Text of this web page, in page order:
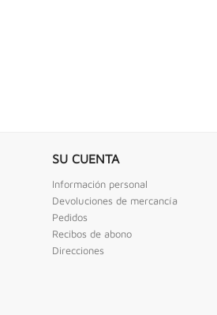
SU CUENTA
Información personal
Devoluciones de mercancía
Pedidos
Recibos de abono
Direcciones